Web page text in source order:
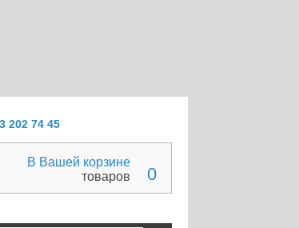
202 74 45
В Вашей корзине
товаров
0